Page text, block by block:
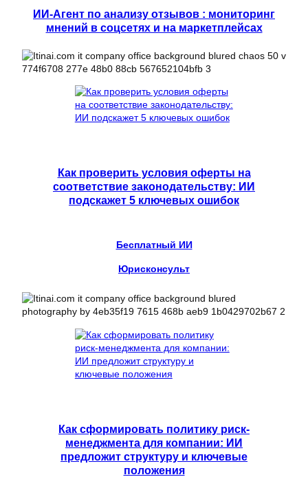
ИИ-Агент по анализу отзывов : мониторинг
мнений в соцсетях и на маркетплейсах
Как проверить условия оферты на
соответствие законодательству: ИИ
подскажет 5 ключевых ошибок
Бесплатный ИИ
Юрисконсульт
Как сформировать политику риск-
менеджмента для компании: ИИ
предложит структуру и ключевые
положения